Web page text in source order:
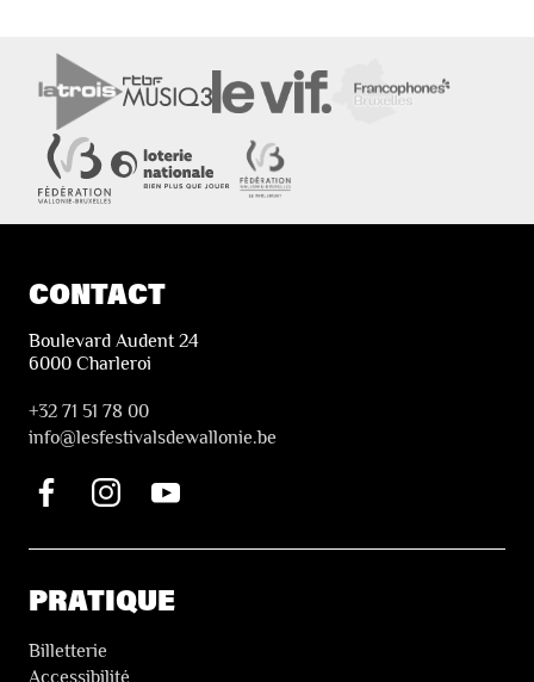
CONTACT
Boulevard Audent 24
6000 Charleroi
+32 71 51 78 00
info@lesfestivalsdewallonie.be
PRATIQUE
Billetterie
Accessibilité